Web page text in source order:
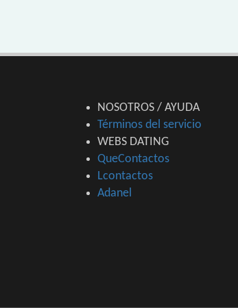
NOSOTROS / AYUDA
Términos del servicio
WEBS DATING
QueContactos
Lcontactos
Adanel